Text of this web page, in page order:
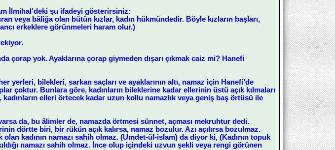
İlmihal’deki şu ifadeyi gösterirsiniz:
veya bâliğa olan bütün kızlar, kadın hükmündedir. Böyle kızların başları,
erkeklere görünmeleri haram olur.)
çorap yok. Ayaklarına çorap giymeden dışarı çıkmak caiz mi? Hanefi
yerleri, bilekleri, sarkan saçları ve ayaklarının altı, namaz için Hanefi’de
çoktur. Bunlara göre, kadınların bileklerine kadar ellerinin üstü açık kılmaları
elleri örtecek kadar uzun kollu namazlık veya geniş baş örtüsü ile
da, bu âlimler de, namazda örtmesi sünnet, açması mekruhtur dedi.
dörtte biri, bir rükün açık kalırsa, namaz bozulur. Azı açılırsa bozulmaz.
olan kadının namazı sahih olmaz. (Umdet-ül-islam) da diyor ki, (Kadının topuk
namazı sahih olmaz. İnce olup içindeki uzvun şekli veya rengi görünen